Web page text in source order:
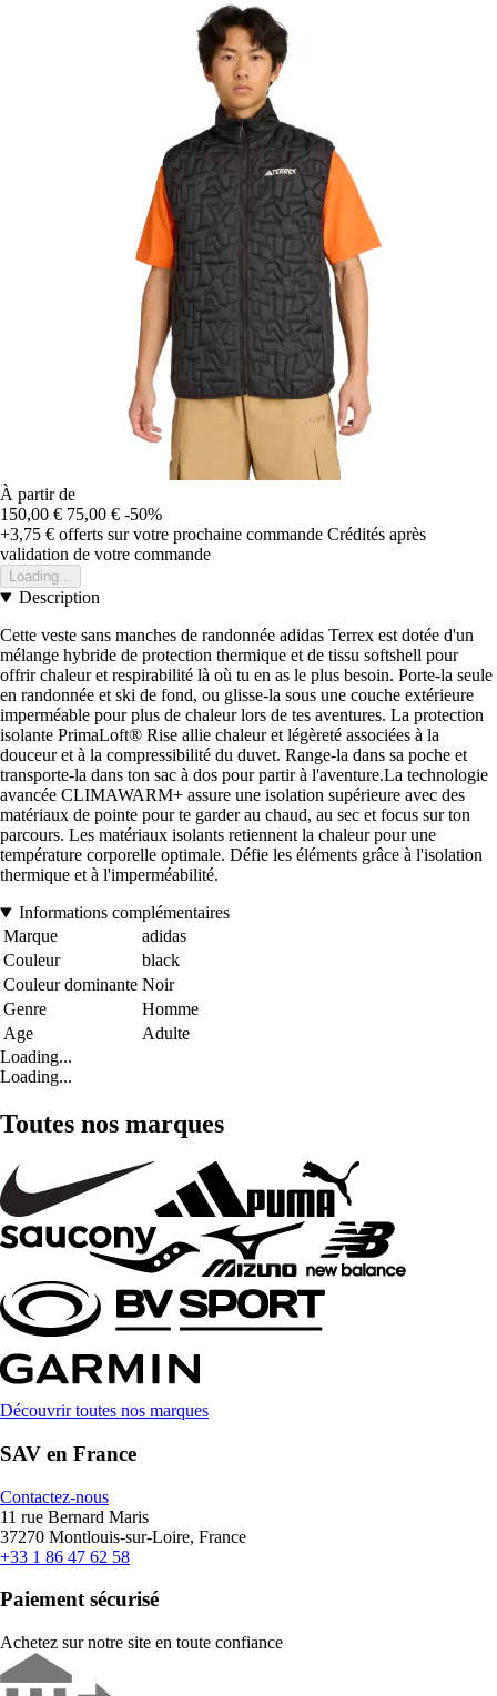
À partir de
150,00 € 75,00 € -50%
+3,75 € offerts sur votre prochaine commande Crédités après
validation de votre commande
Loading...
Description
Cette veste sans manches de randonnée adidas Terrex est dotée d'un
mélange hybride de protection thermique et de tissu softshell pour
offrir chaleur et respirabilité là où tu en as le plus besoin. Porte-la seule
en randonnée et ski de fond, ou glisse-la sous une couche extérieure
imperméable pour plus de chaleur lors de tes aventures. La protection
isolante PrimaLoft® Rise allie chaleur et légèreté associées à la
douceur et à la compressibilité du duvet. Range-la dans sa poche et
transporte-la dans ton sac à dos pour partir à l'aventure.La technologie
avancée CLIMAWARM+ assure une isolation supérieure avec des
matériaux de pointe pour te garder au chaud, au sec et focus sur ton
parcours. Les matériaux isolants retiennent la chaleur pour une
température corporelle optimale. Défie les éléments grâce à l'isolation
thermique et à l'imperméabilité.
Informations complémentaires
Marque
adidas
Couleur
black
Couleur dominante Noir
Genre
Homme
Age
Adulte
Loading...
Loading...
Toutes nos marques
Découvrir toutes nos marques
SAV en France
Contactez-nous
11 rue Bernard Maris
37270 Montlouis-sur-Loire, France
+33 1 86 47 62 58
Paiement sécurisé
Achetez sur notre site en toute confiance